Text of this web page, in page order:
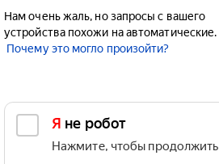
Нам очень жаль, но запросы с вашего
устройства похожи на автоматические.
Почему это могло произойти?
Я не робот
Нажмите, чтобы продолжить